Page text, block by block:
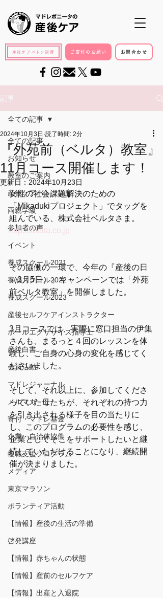
産後ケアバトン制度 ご寄付のお願い お問合わせ
記事
全ての記事
お知らせ
教室のご案内
産後ケアバトン制度
両親学級
参加者の声
イベント
養成スクール2021
養成スクール2022
養成スクール2023
産後セルフケアインストラクター
ボールエクササイズ指導士
産後白書
会員活動
マドレジャーナル
メルマガ
寄付・マドレ基金
企業・自治体協働
復職支援プログラム
メディア
東京マラソン
ボランティア活動
【情報】産後の生活の準備
啓発講座
【情報】赤ちゃんの状態
【情報】産前のセルフケア
【情報】出産と入退院
全ての記事
『外苑前（ベルタ）教室』
11月コース開催します！
2024年10月3日 読了時間: 2分
更新日： 2024年10月23日
女性の社会課題解決のための
「Mikadukiプロジェクト」でタッグを
組んでいる、株式会社ベルタさま。
https://belta.co.jp
その協働の一環で、今年の『産後の日
（3月5日）』キャンペーンでは「外苑
前ベルタ教室」を開催しました。
3月コースでは、実際に窓口担当の伊集
さんも、まるっと４回のレッスンを体
験し、ご自身の心身の変化を感じてく
ださいました。
そして、それ以上に、参加してくださ
っていた母たちが、それぞれの持つ力
を引き出される様子を目の当たりに
し、このプログラムの必要性を感じ、
企業としてそこをサポートしたいと継
続していただけることになり、継続開
催が決まりました。